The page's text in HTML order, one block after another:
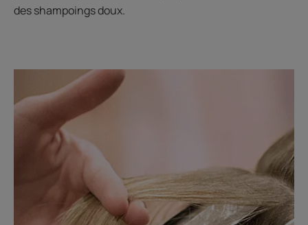
des shampoings doux.